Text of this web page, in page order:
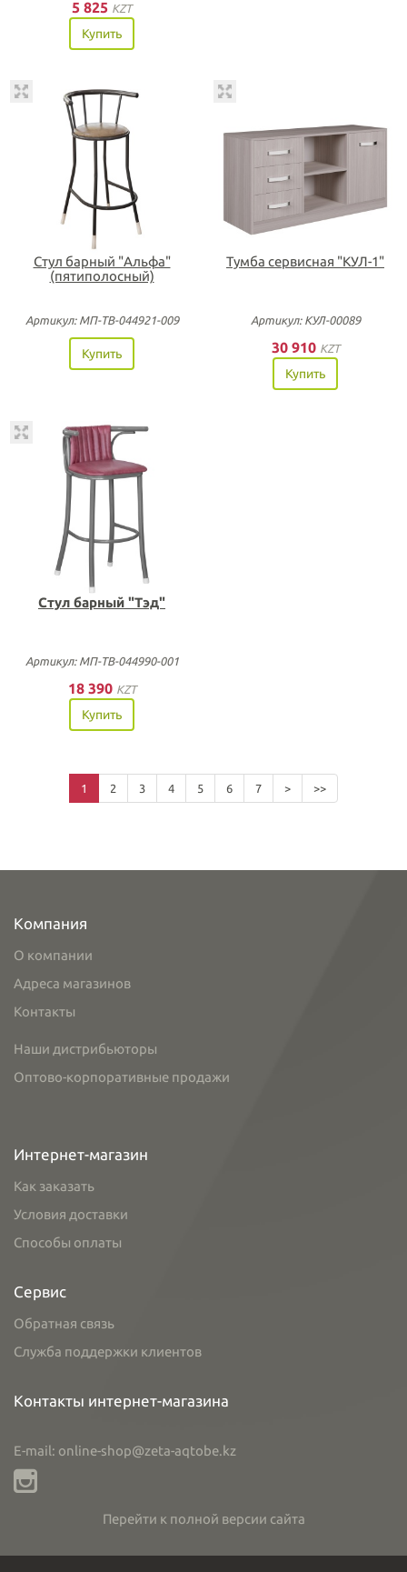
5 825 KZT
Купить
Стул барный "Альфа"
(пятиполосный)
Артикул: МП-ТВ-044921-009
Купить
Тумба сервисная "КУЛ-1"
Артикул: КУЛ-00089
30 910 KZT
Купить
Стул барный "Тэд"
Артикул: МП-ТВ-044990-001
18 390 KZT
Купить
1 2 3 4 5 6 7 > >>
Компания
О компании
Адреса магазинов
Контакты
Наши дистрибьюторы
Оптово-корпоративные продажи
Интернет-магазин
Как заказать
Условия доставки
Способы оплаты
Сервис
Обратная связь
Служба поддержки клиентов
Контакты интернет-магазина
E-mail: online-shop@zeta-aqtobe.kz
Перейти к полной версии сайта